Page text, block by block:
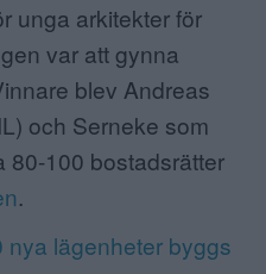
unga arkitekter för
var att gynna
blev Andreas
och Serneke som
80-100 bostadsrätter
.
nya lägenheter byggs